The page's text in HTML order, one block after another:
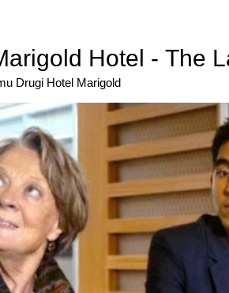
Hotel - The
Drugi Hotel Marigold